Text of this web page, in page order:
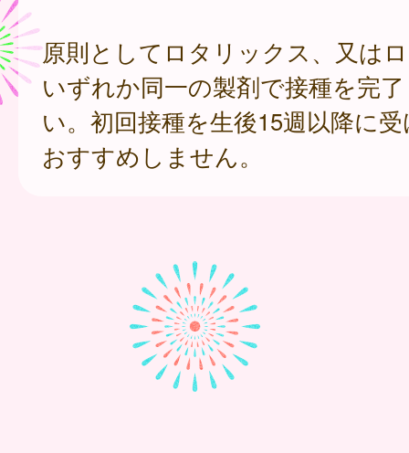
原則としてロタリックス、又は
いずれか同一の製剤で接種を完
い。初回接種を生後15週以降に
おすすめしません。